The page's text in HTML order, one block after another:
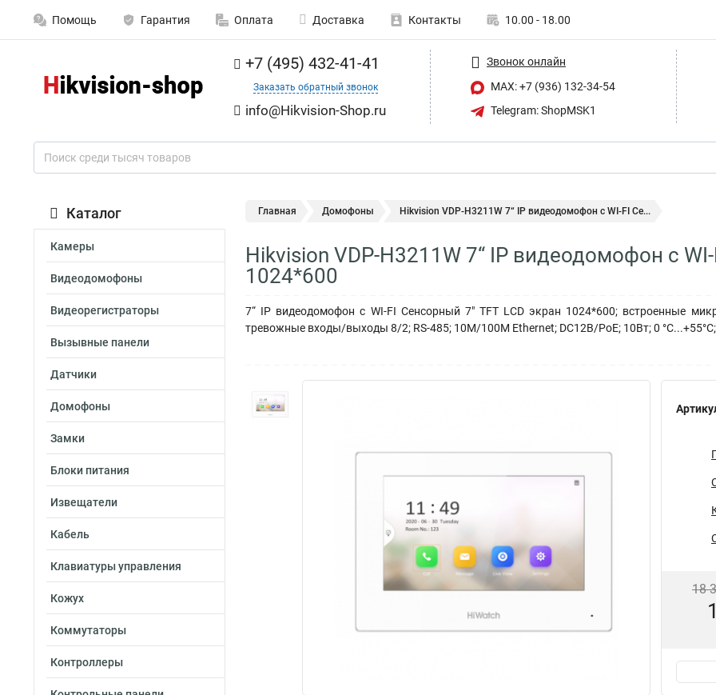
Помощь Гарантия Оплата Доставка Контакты 10.00 - 18.00
+7 (495) 432-41-41
Заказать обратный звонок
info@Hikvision-Shop.ru
Звонок онлайн
MAX: +7 (936) 132-34-54
Telegram: ShopMSK1
Каталог
Камеры
Видеодомофоны
Видеорегистраторы
Вызывные панели
Датчики
Домофоны
Замки
Блоки питания
Извещатели
Кабель
Клавиатуры управления
Кожух
Коммутаторы
Контроллеры
Главная Домофоны Hikvision VDP-H3211W 7“ IP видеодомофон с WI-FI Се...
Hikvision VDP-H3211W 7“ IP видеодомофон с
1024*600
7“ IP видеодомофон с WI-FI Сенсорный 7" TFT LCD экран 1024*600; встроенные
тревожные входы/выходы 8/2; RS-485; 10M/100M Ethernet; DC12В/PoE; 10Вт; 0
18